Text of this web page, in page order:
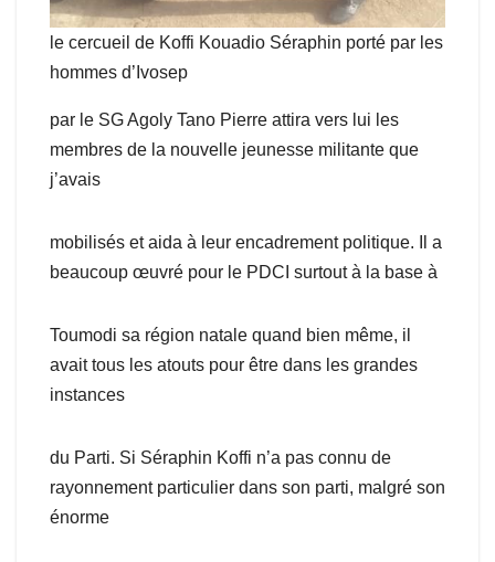
le cercueil de Koffi Kouadio Séraphin porté par les
hommes d’Ivosep
par le SG Agoly Tano Pierre attira vers lui les
membres de la nouvelle jeunesse militante que
j’avais
mobilisés et aida à leur encadrement politique. Il a
beaucoup œuvré pour le PDCI surtout à la base à
Toumodi sa région natale quand bien même, il
avait tous les atouts pour être dans les grandes
instances
du Parti. Si Séraphin Koffi n’a pas connu de
rayonnement particulier dans son parti, malgré son
énorme